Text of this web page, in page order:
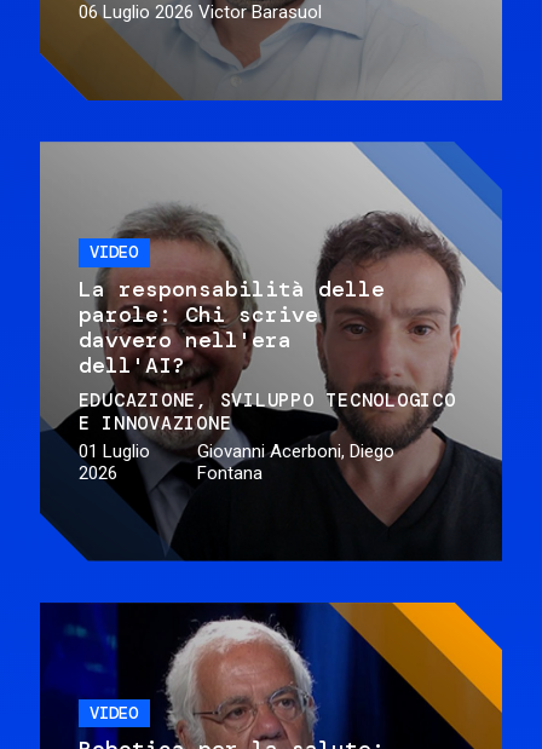
06 Luglio 2026 Victor Barasuol
VIDEO
La responsabilità delle
parole: Chi scrive
davvero nell'era
dell'AI?
EDUCAZIONE
SVILUPPO TECNOLOGICO
E INNOVAZIONE
01 Luglio
2026
Giovanni Acerboni, Diego
Fontana
VIDEO